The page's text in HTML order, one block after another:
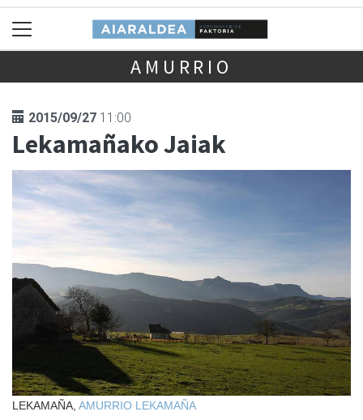
AMURRIO
2015/09/27 11:00
Lekamañako Jaiak
LEKAMAÑA, AMURRIO LEKAMAÑA